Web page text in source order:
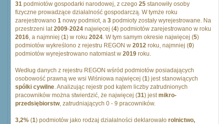
31 podmiotów gospodarki narodowej, z czego 25 stanowiły osoby
fizyczne prowadzące działalność gospodarczą. W tymże roku
zarejestrowano 1 nowy podmiot, a 3 podmioty zostały wyrejestrowane. Na
przestrzeni lat2009-2024 najwięcej (4) podmiotów zarejestrowano w roku
2016, a najmniej (1) w roku 2024. W tym samym okresie najwięcej (5)
podmiotów wykreślono z rejestru REGON w 2012 roku, najmniej (0)
podmiotów wyrejestrowano natomiast w 2019 roku.
Według danych z rejestru REGON wśród podmiotów posiadających
osobowość prawną we wsi Wiśniowa najwięcej (1) jest stanowiących
spólki cywilne. Analizując rejestr pod kątem liczby zatrudnionych
pracowników można stwierdzić, że najwięcej (31) jestmikro-
przedsiębiorstw, zatrudniających 0 - 9 pracowników.
3,2% (1) podmiotów jako rodzaj działalności deklarowało rolnictwo,